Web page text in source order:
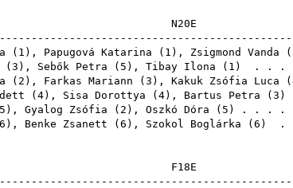
( 1 ), Papugová Katarina ( 1 ), Zsigmond Vanda (
( 3 ), Sebők Petra ( 5 ), Tibay Ilona ( 1 ) . . .
( 2 ), Farkas Mariann ( 3 ), Kakuk Zsófia Luca (
( 4), Sisa Dorottya ( 4), Bartus Petra ( 3 )
5 ), Gyalog Zsófia ( 2 ), Oszkó Dóra ( 5 ) . . . .
6 ), Benke Zsanett ( 6 ), Szokol Boglárka ( 6 ) .